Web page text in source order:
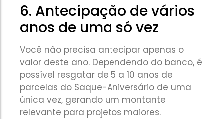
6. Antecipação de vários
anos de uma só vez
Você não precisa antecipar apenas o
valor deste ano. Dependendo do banco, é
possível resgatar de 5 a 10 anos de
parcelas do Saque-Aniversário de uma
única vez, gerando um montante
relevante para projetos maiores.